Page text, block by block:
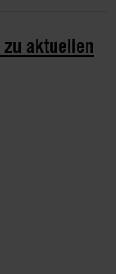
aktuellen